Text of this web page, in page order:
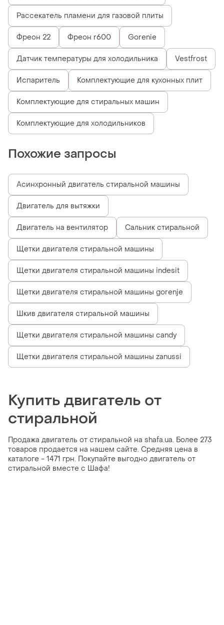
Рассекатель пламени для газовой плиты
Фреон 22 Фреон r600 Gorenie
Датчик температуры для холодильника Vestfrost
Испаритель Комплектующие для кухонных плит
Комплектующие для стиральных машин
Комплектующие для холодильников
Похожие запросы
Асинхронный двигатель стиральной машины
Двигатель для вытяжки
Двигатель на вентилятор Сальник стиральной
Щетки двигателя стиральной машины
Щетки двигателя стиральной машины indesit
Щетки двигателя стиральной машины gorenje
Шкив двигателя стиральной машины
Щетки двигателя стиральной машины candy
Щетки двигателя стиральной машины zanussi
Купить двигатель от
стиральной
Продажа двигатель от стиральной на shafa.ua. Более 273
товаров продается на нашем сайте. Средняя цена в
каталоге - 1471 грн. Покупайте выгодно двигатель от
стиральной вместе с Шафа!